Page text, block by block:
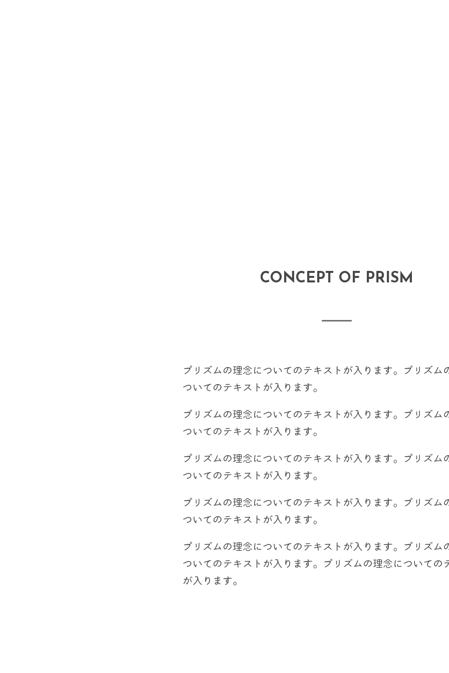
CONCEPT OF PRISM
プリズムの理念についてのテキストが入ります。プリズム
ついてのテキストが入ります。
プリズムの理念についてのテキストが入ります。プリズム
ついてのテキストが入ります。
プリズムの理念についてのテキストが入ります。プリズム
ついてのテキストが入ります。
プリズムの理念についてのテキストが入ります。プリズム
ついてのテキストが入ります。
プリズムの理念についてのテキストが入ります。プリズム
ついてのテキストが入ります。プリズムの理念についての
が入ります。